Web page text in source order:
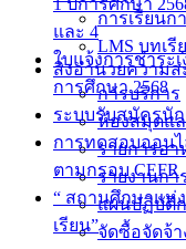
การเรียนก
LMS บทเ
สิ่งอำนวยความส
การบริการ
ห้องสมุดแ
รายการอา
รายงานกา
แผนปฏิบัติ
จัดซื้อจัดจ้า
และ 4
ใบแจ้งการชำระ
การศึกษา 2568
ระบบรับสมัครนัก
การทดสอบออน
ตามกรอบ CEFR
“ สถานศึกษาแห่
เรียน”